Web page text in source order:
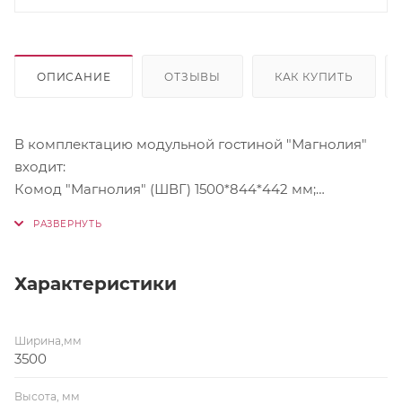
ОПИСАНИЕ ОТЗЫВЫ КАК КУПИТЬ
В комплектацию модульной гостиной "Магнолия"
входит:
Комод "Магнолия" (ШВГ) 1500*844*442 мм;
Тумба под ТВ "Магнолия" (ШВГ) 1500*500*442 мм;
Шкаф-стекло "Магнолия" низкий (ШВГ)
1000*1454*442 мм.
Характеристики
Ширина,мм
3500
Высота, мм